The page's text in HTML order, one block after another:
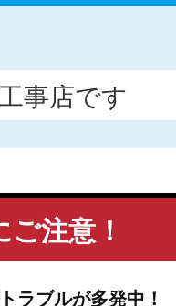
事店です
注意！
ラブルが多発中！